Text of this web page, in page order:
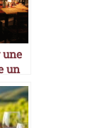
une
un